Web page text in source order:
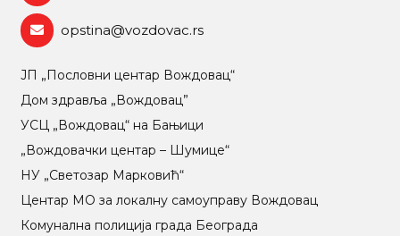
opstina@vozdovac.rs
ЈП „Пословни центар Вождовац“
Дом здравља „Вождовац”
УСЦ „Вождовац“ на Бањици
„Вождовачки центар – Шумице“
НУ „Светозар Марковић“
Центар МO за локалну самоуправу Вождовац
Комунална полиција града Београда